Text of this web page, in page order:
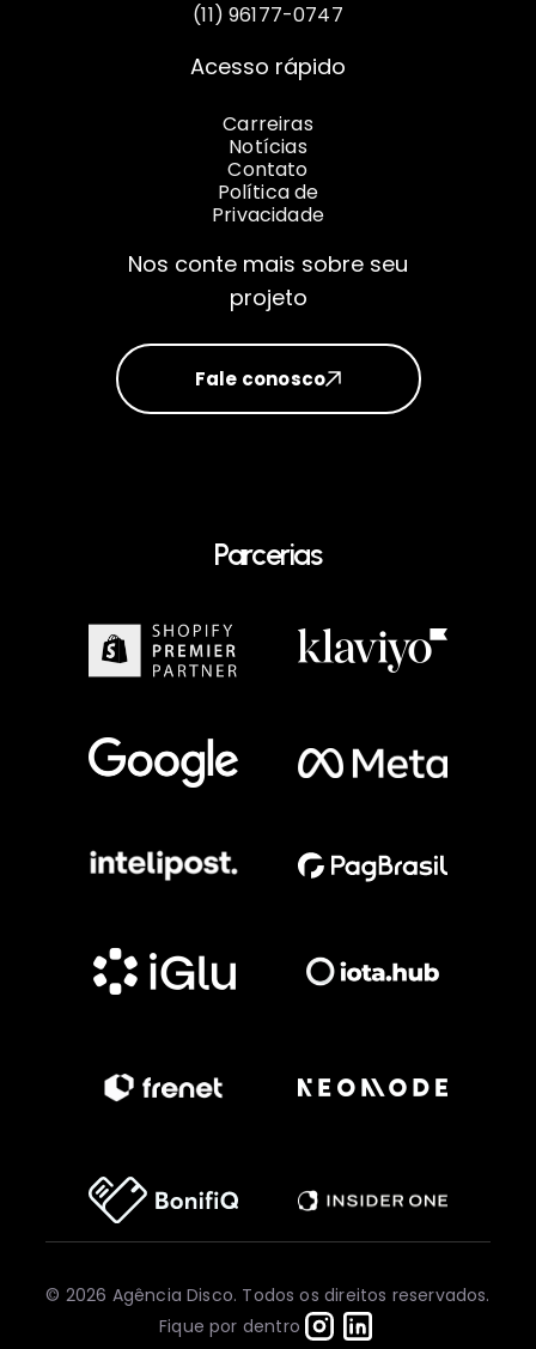
(11) 96177-0747
Acesso rápido
Carreiras
Notícias
Contato
Política de
Privacidade
Nos conte mais sobre seu
projeto
Fale conosco
Parcerias
© 2026 Agência Disco. Todos os direitos reservados.
Fique por dentro